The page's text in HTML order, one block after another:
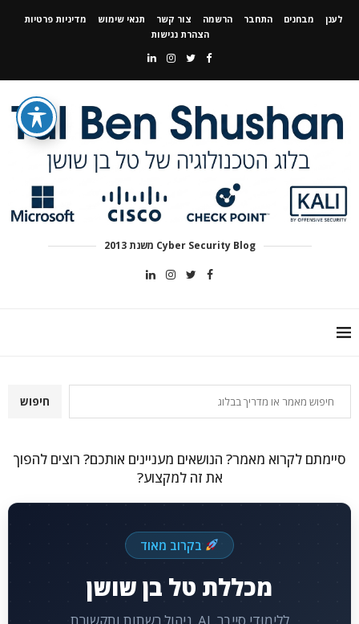
לענן מבחנים התחבר הרשמה צור קשר תנאי שימוש
מדיניות פרטיות
הצהרת נגישות
Cyber Security Blog משנת 2013
חיפוש
סיימתם לקרוא מאמר? הנושאים מעניינים אותכם? רוצים להפוך
את זה למקצוע?
בקרוב מאוד
מכללת טל בן שושן
ללימודי סייבר, AI, ניהול רשתות ותקשורת